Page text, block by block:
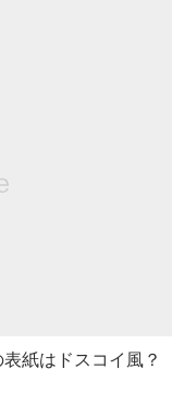
紙はドスコイ風？